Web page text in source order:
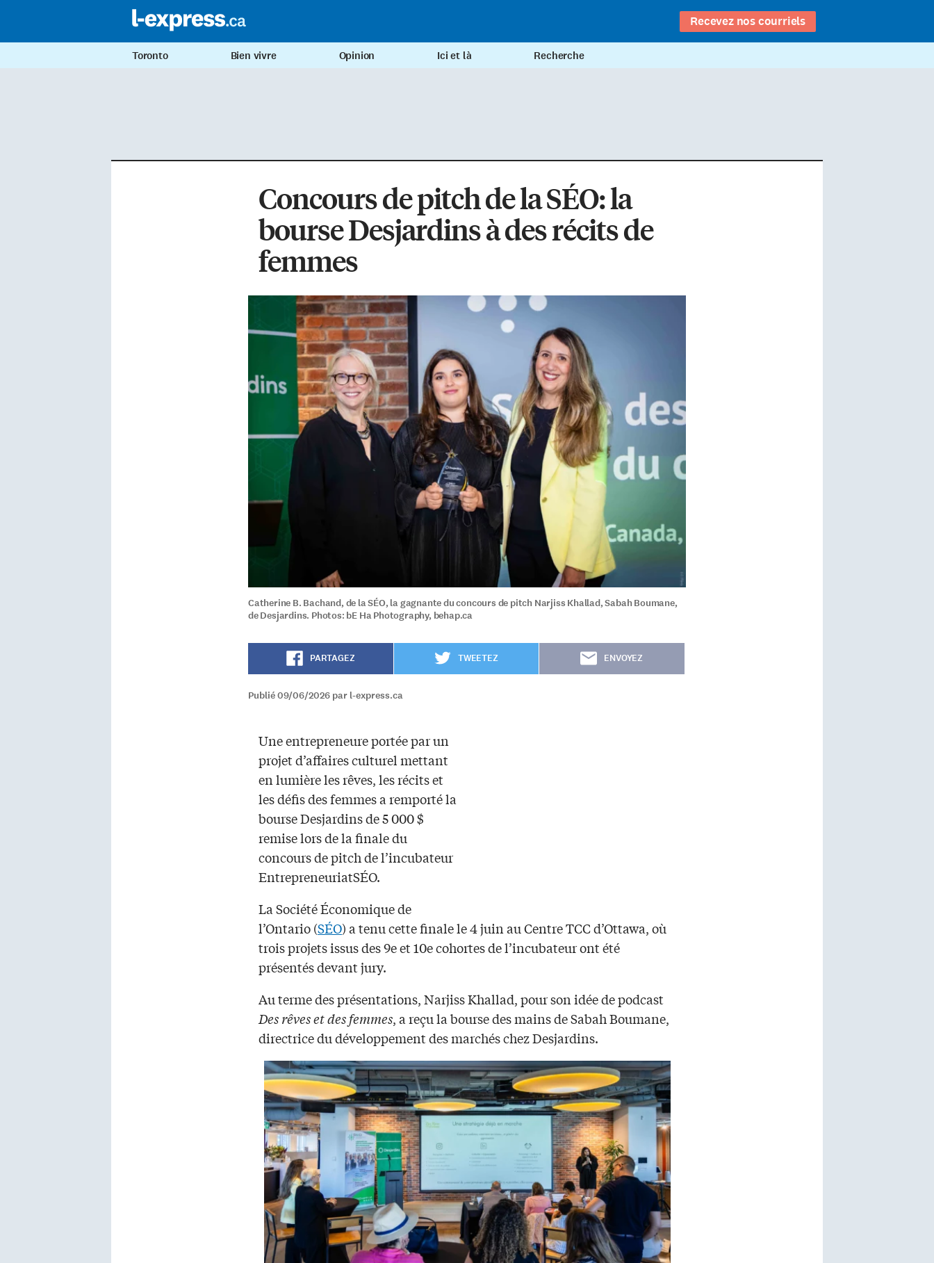
Recevez nos courriels
Toronto Bien vivre Opinion Ici et là Recherche
Concours de pitch de la SÉO: la
bourse Desjardins à des récits de
femmes
Catherine B. Bachand, de la SÉO, la gagnante du concours de pitch Narjiss Khallad, Sabah Boumane,
de Desjardins. Photos: bE Ha Photography, behap.ca
PARTAGEZ TWEETEZ ENVOYEZ
Publié 09/06/2026 par l-express.ca
Une entrepreneure portée par un
projet d’affaires culturel mettant
en lumière les rêves, les récits et
les défis des femmes a remporté la
bourse Desjardins de 5 000 $
remise lors de la finale du
concours de pitch de l’incubateur
EntrepreneuriatSÉO.
La Société Économique de
l’Ontario (SÉO) a tenu cette finale le 4 juin au Centre TCC d’Ottawa, où
trois projets issus des 9e et 10e cohortes de l’incubateur ont été
présentés devant jury.
Au terme des présentations, Narjiss Khallad, pour son idée de podcast
Des rêves et des femmes, a reçu la bourse des mains de Sabah Boumane,
directrice du développement des marchés chez Desjardins.